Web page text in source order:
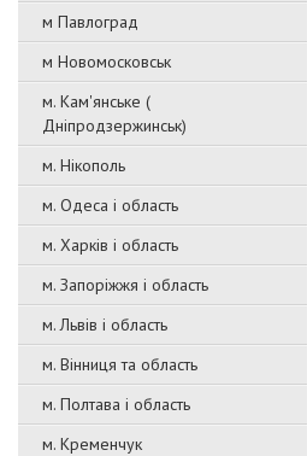
м Павлоград
м Новомосковськ
м. Кам'янське (
Дніпродзержинськ)
м. Нікополь
м. Одеса і область
м. Харків і область
м. Запоріжжя і область
м. Львів і область
м. Вінниця та область
м. Полтава і область
м. Кременчук